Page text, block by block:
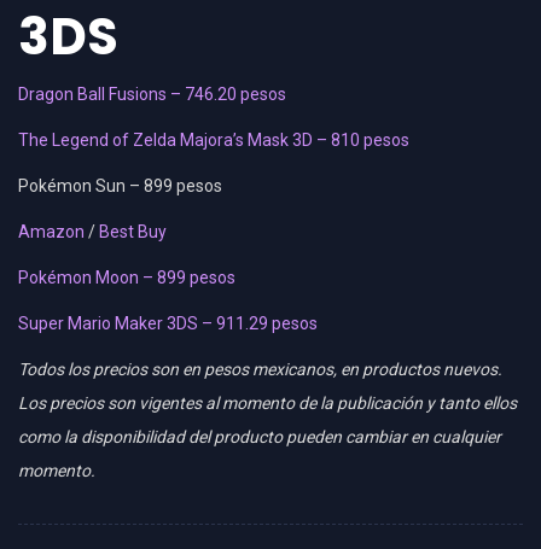
3DS
Dragon Ball Fusions – 746.20 pesos
The Legend of Zelda Majora’s Mask 3D – 810 pesos
Pokémon Sun – 899 pesos
Amazon / Best Buy
Pokémon Moon – 899 pesos
Super Mario Maker 3DS – 911.29 pesos
Todos los precios son en pesos mexicanos, en productos nuevos.
Los precios son vigentes al momento de la publicación y tanto ellos
como la disponibilidad del producto pueden cambiar en cualquier
momento.